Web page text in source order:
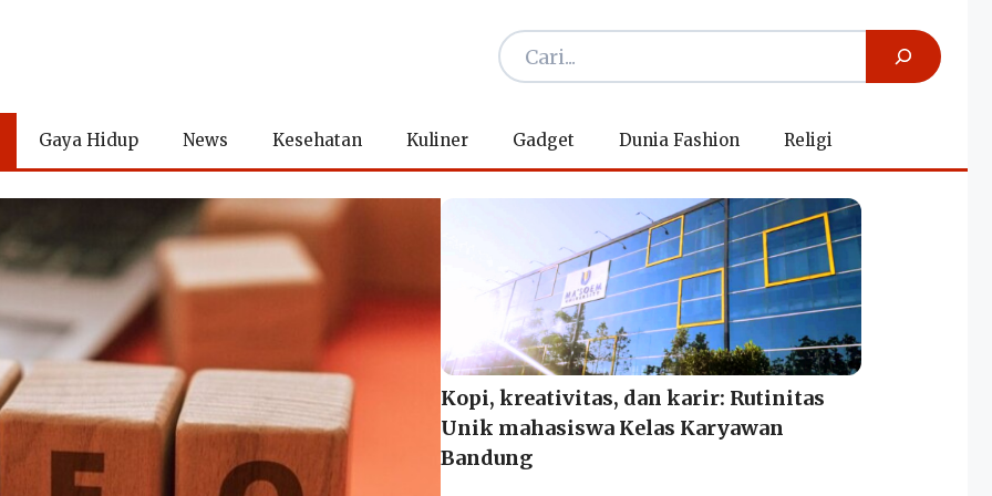
Gaya Hidup News Kesehatan Kuliner Gadget Dunia Fashion Religi
Kopi, kreativitas, dan karir: Rutinitas
Unik mahasiswa Kelas Karyawan
Bandung